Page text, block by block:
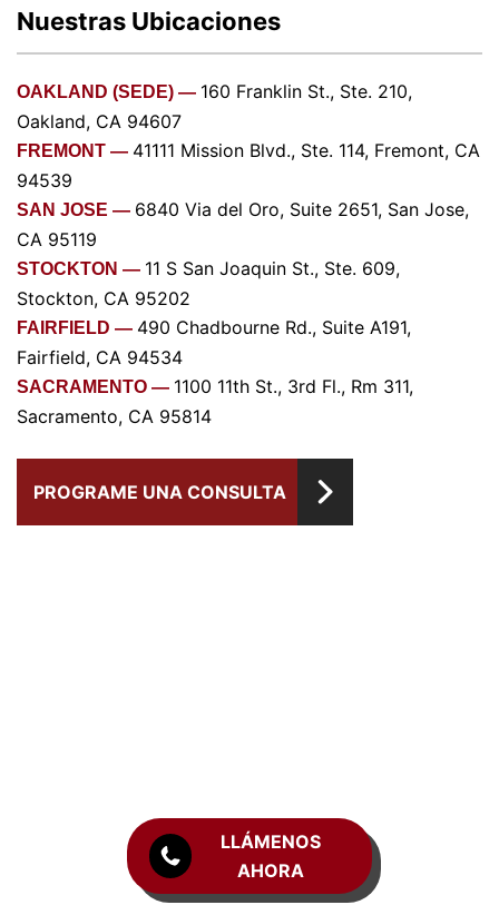
LLÁMENOS
AHORA
Nuestras Ubicaciones
OAKLAND (SEDE) — 160 Franklin St., Ste. 210,
Oakland, CA 94607
FREMONT — 41111 Mission Blvd., Ste. 114, Fremont, CA
94539
SAN JOSE — 6840 Via del Oro, Suite 2651, San Jose,
CA 95119
STOCKTON — 11 S San Joaquin St., Ste. 609,
Stockton, CA 95202
FAIRFIELD — 490 Chadbourne Rd., Suite A191,
Fairfield, CA 94534
SACRAMENTO — 1100 11th St., 3rd Fl., Rm 311,
Sacramento, CA 95814
PROGRAME UNA CONSULTA